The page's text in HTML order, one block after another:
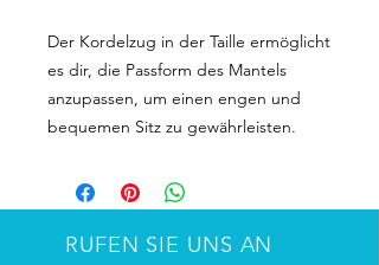
Der Kordelzug in der Taille ermöglicht
es dir, die Passform des Mantels
anzupassen, um einen engen und
bequemen Sitz zu gewährleisten.
RUFEN SIE UNS AN